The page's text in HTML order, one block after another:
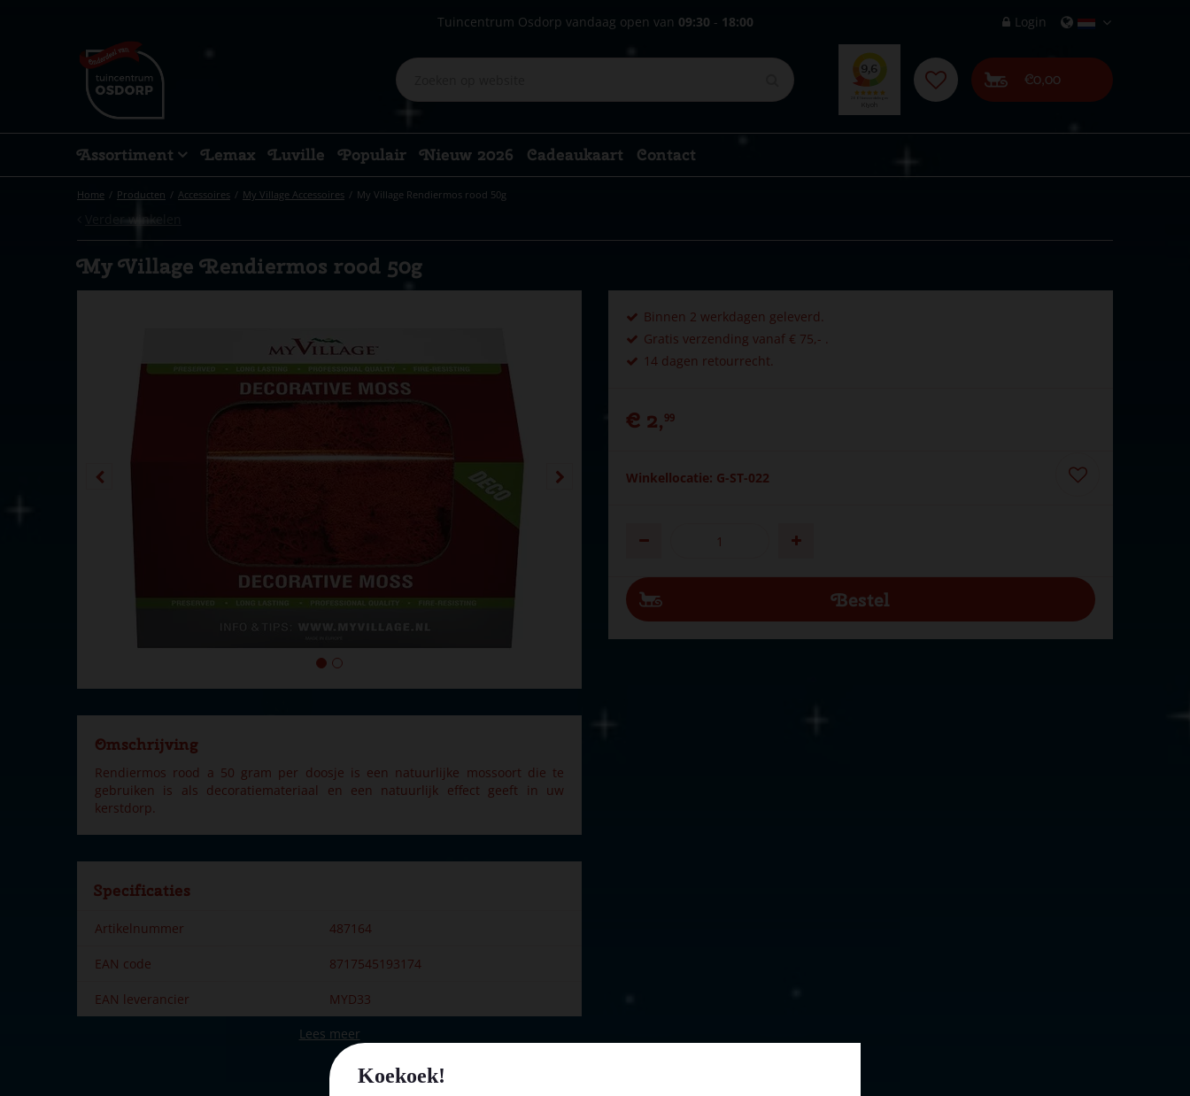
Koekoek!
Home Producten Accessoires My Village Accessoires My Village Rendiermos rood 50g
Tuincentrum Osdorp vandaag open van 09:30 - 18:00 Login
€0,00
Assortiment Lemax Luville Populair Nieuw 2026 Cadeaukaart Contact
Verder winkelen
My Village Rendiermos rood 50g
Binnen 2 werkdagen geleverd.
Gratis verzending vanaf € 75,- .
14 dagen retourrecht.
€ 2,99
Winkellocatie: G-ST-022
Omschrijving
Rendiermos rood a 50 gram per doosje is een natuurlijke mossoort die te
gebruiken is als decoratiemateriaal en een natuurlijk effect geeft in uw
kerstdorp.
Specificaties
Artikelnummer 487164
EAN code 8717545193174
EAN leverancier MYD33
My Village
9.59
Lees meer